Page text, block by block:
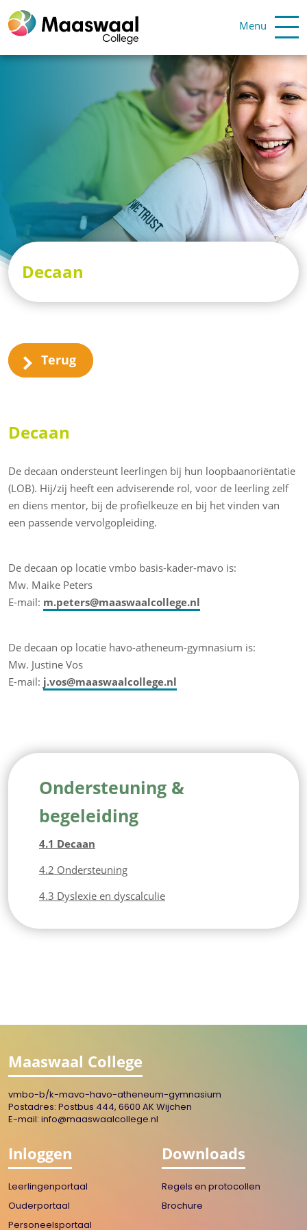
Menu
Decaan
Terug
Decaan
De decaan ondersteunt leerlingen bij hun loopbaanoriëntatie
(LOB). Hij/zij heeft een adviserende rol, voor de leerling zelf
en diens mentor, bij de profielkeuze en bij het vinden van
een passende vervolgopleiding.
De decaan op locatie vmbo basis-kader-mavo is:
Mw. Maike Peters
E-mail: m.peters@maaswaalcollege.nl
De decaan op locatie havo-atheneum-gymnasium is:
Mw. Justine Vos
E-mail: j.vos@maaswaalcollege.nl
Ondersteuning &
begeleiding
4.1 Decaan
4.2 Ondersteuning
4.3 Dyslexie en dyscalculie
Maaswaal College
vmbo-b/k-mavo-havo-atheneum-gymnasium
Postadres: Postbus 444, 6600 AK Wijchen
E-mail: info@maaswaalcollege.nl
Inloggen
Leerlingenportaal
Ouderportaal
Personeelsportaal
Downloads
Regels en protocollen
Brochure